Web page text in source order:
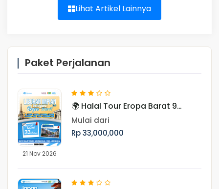
Lihat Artikel Lainnya
Paket Perjalanan
21 Nov 2026
🌍 Halal Tour Eropa Barat 9
Negara, Periode November
Mulai dari
Rp 33,000,000